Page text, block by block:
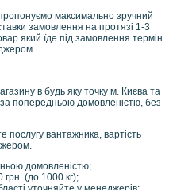
максимально зручний
замовлення на протязі 1-3
який їде під замовлення термін
в будь яку точку м. Києва та
за попередньою домовленістю, без
послугу вантажника, вартість
домовленістю;
грн. (до 1000 кг);